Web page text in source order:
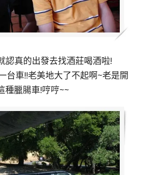
認真的出發去找酒莊喝酒啦!
台車!!老美地大了不起啊~老是開
種臘腸車!哼哼~~